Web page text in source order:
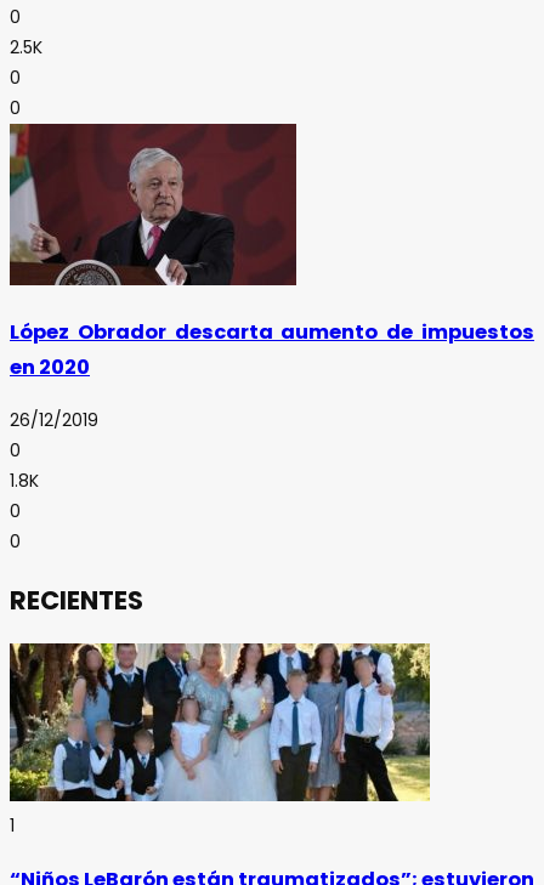
0
2.5K
0
0
López Obrador descarta aumento de impuestos
en 2020
26/12/2019
0
1.8K
0
0
RECIENTES
1
“Niños LeBarón están traumatizados”; estuvieron